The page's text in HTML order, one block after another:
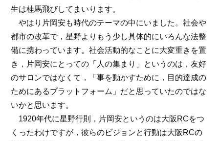
生は桂馬飛びしてまいります。
やはり片岡安も時代のテーマの中にいました。社会や
都市の改革で，星野よりもう少し具体的にいろんな法整
備に携わっています。社会活動的なことに大変重きを置
き，片岡安にとっての「人の集まり」というのは，友好
のサロンではなくて，「事を動かすために，目的達成の
ためにあるプラットフォーム」だと思っていたのではな
いかと思います。
1920年代に星野行則，片岡安というのは大阪RCをつ
くったわけですが，彼らのビジョンと行動は大阪RCの